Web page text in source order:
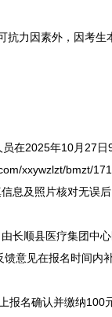
力因素外，因考
在2025年10月27日
xxywzlzt/bmzt/
息及照片核对无误
长顺县医疗集团中
意见在报名时间内
名确认并缴纳100